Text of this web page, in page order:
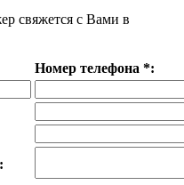
свяжется с Вами в
Номер телефона *:
: